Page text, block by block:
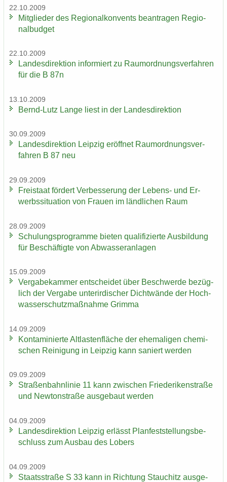
22.10.2009
Mit­glie­der des Re­gio­nal­kon­vents be­an­tra­gen Re­gio­
nal­bud­get
22.10.2009
Lan­des­di­rek­ti­on in­for­miert zu Raum­ord­nungs­ver­fah­ren
für die B 87n
13.10.2009
Bernd-​Lutz Lange liest in der Lan­des­di­rek­ti­on
30.09.2009
Lan­des­di­rek­ti­on Leip­zig er­öff­net Raum­ord­nungs­ver­
fah­ren B 87 neu
29.09.2009
Frei­staat för­dert Ver­bes­se­rung der Lebens-​ und Er­
werbs­si­tua­ti­on von Frau­en im länd­li­chen Raum
28.09.2009
Schu­lungs­pro­gram­me bie­ten qua­li­fi­zier­te Aus­bil­dung
für Be­schäf­tig­te von Ab­was­ser­an­la­gen
15.09.2009
Ver­ga­be­kam­mer ent­schei­det über Be­schwer­de be­züg­
lich der Ver­ga­be un­ter­ir­di­scher Dicht­wän­de der Hoch­
was­ser­schutz­maß­nah­me Grim­ma
14.09.2009
Kon­ta­mi­nier­te Alt­las­ten­flä­che der ehe­ma­li­gen che­mi­
schen Rei­ni­gung in Leip­zig kann sa­niert wer­den
09.09.2009
Stra­ßen­bahn­li­nie 11 kann zwi­schen Frie­de­ri­ken­stra­ße
und New­ton­stra­ße aus­ge­baut wer­den
04.09.2009
Lan­des­di­rek­ti­on Leip­zig er­lässt Plan­fest­stel­lungs­be­
schluss zum Aus­bau des Lobers
04.09.2009
Staats­stra­ße S 33 kann in Rich­tung Stau­chitz aus­ge­